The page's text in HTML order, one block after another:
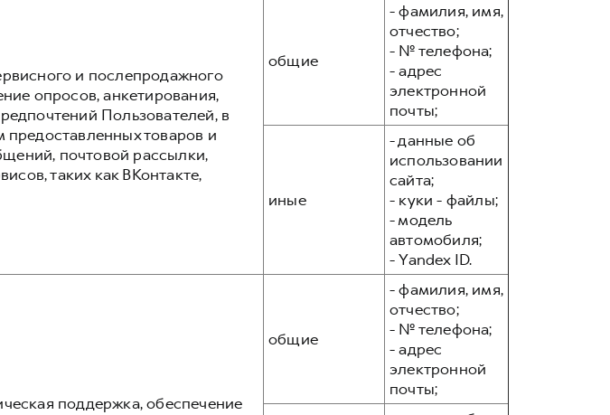
и послепродажного
опросов, анкетирования,
Пользователей, в
предоставленных товаров и
почтовой рассылки,
таких как ВКонтакте,
общие
- фамилия, имя,
отчество;
- № телефона;
- адрес
электронной
почты;
иные
- данные об
использовании
сайта;
- куки - файлы;
- модель
автомобиля;
- Yandex ID.
поддержка, обеспечение
общие
- фамилия, имя,
отчество;
- № телефона;
- адрес
электронной
почты;